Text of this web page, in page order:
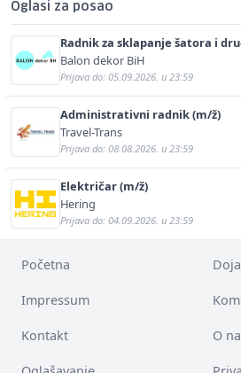
Oglasi za posao
Radnik za sklapanje šatora i
Balon dekor BiH
Prijava do: 05.09.2026. u 23:59
Administrativni radnik (m/ž)
Travel-Trans
Prijava do: 08.08.2026. u 23:59
Električar (m/ž)
Hering
Prijava do: 04.09.2026. u 23:59
Početna
Impressum
Kontakt O